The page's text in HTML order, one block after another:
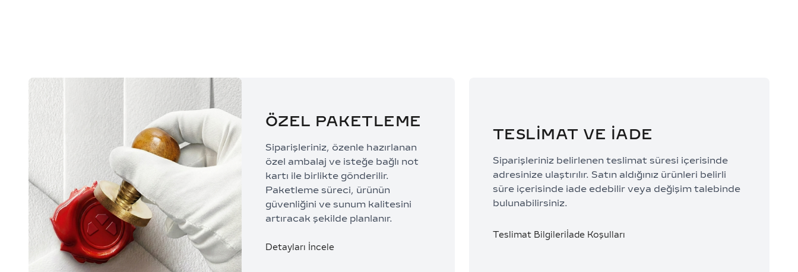
ÖZEL PAKETLEME
Siparişleriniz, özenle hazırlanan
özel ambalaj ve isteğe bağlı not
kartı ile birlikte gönderilir.
Paketleme süreci, ürünün
güvenliğini ve sunum kalitesini
artıracak şekilde planlanır.
Detayları İncele
TESLİMAT VE İADE
Siparişleriniz belirlenen teslimat süresi içerisinde
adresinize ulaştırılır. Satın aldığınız ürünleri belirli
süre içerisinde iade edebilir veya değişim talebinde
bulunabilirsiniz.
Teslimat Bilgileri İade Koşulları